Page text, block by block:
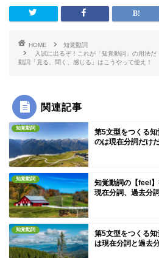
HOME
知覚動詞
入試に出るぞ！これが「知覚動詞」の用法
動詞「見る、聞く、感じる」はこうやって使え！
関連記事
知覚動詞
第5文型をつくる
のは現在分詞だけだ
知覚動詞
知覚動詞の【feel】
現在分詞、過去分
知覚動詞
第5文型をつくる
は現在分詞と過去